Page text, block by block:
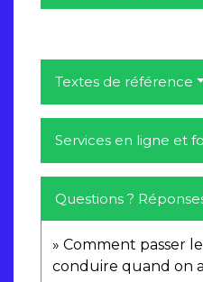
Textes de référence
Services en ligne et
Questions ?
Comment passer
conduire quand on